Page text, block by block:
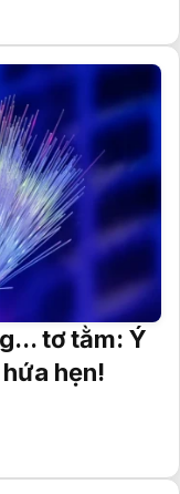
tơ tằm: Ý
hẹn!